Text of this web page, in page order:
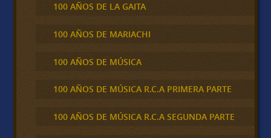
100 AÑOS DE LA GAITA
100 AÑOS DE MARIACHI
100 AÑOS DE MÚSICA
100 AÑOS DE MÚSICA R.C.A PRIMERA PARTE
100 AÑOS DE MÚSICA R.C.A SEGUNDA PARTE